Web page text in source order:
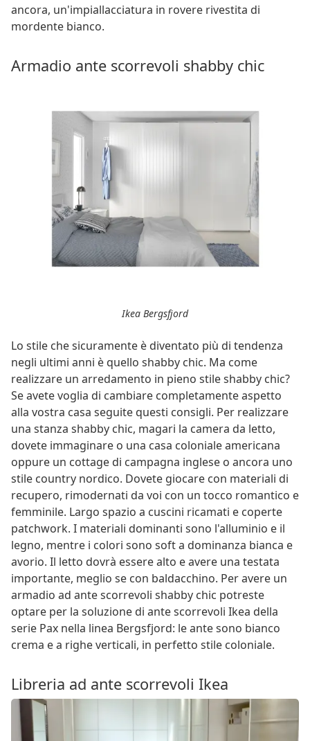
ancora, un'impiallacciatura in rovere rivestita di
mordente bianco.
Armadio ante scorrevoli shabby chic
Ikea Bergsfjord
Lo stile che sicuramente è diventato più di tendenza
negli ultimi anni è quello shabby chic. Ma come
realizzare un arredamento in pieno stile shabby chic?
Se avete voglia di cambiare completamente aspetto
alla vostra casa seguite questi consigli. Per realizzare
una stanza shabby chic, magari la camera da letto,
dovete immaginare o una casa coloniale americana
oppure un cottage di campagna inglese o ancora uno
stile country nordico. Dovete giocare con materiali di
recupero, rimodernati da voi con un tocco romantico e
femminile. Largo spazio a cuscini ricamati e coperte
patchwork. I materiali dominanti sono l'alluminio e il
legno, mentre i colori sono soft a dominanza bianca e
avorio. Il letto dovrà essere alto e avere una testata
importante, meglio se con baldacchino. Per avere un
armadio ad ante scorrevoli shabby chic potreste
optare per la soluzione di ante scorrevoli Ikea della
serie Pax nella linea Bergsfjord: le ante sono bianco
crema e a righe verticali, in perfetto stile coloniale.
Libreria ad ante scorrevoli Ikea